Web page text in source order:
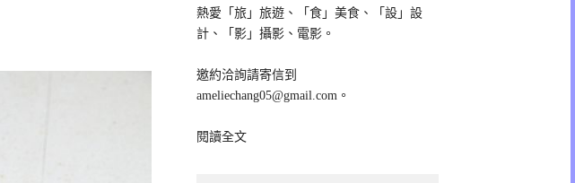
熱愛「旅」旅遊、「食」美食、「設」設
計、「影」攝影、電影。
邀約洽詢請寄信到
ameliechang05@gmail.com。
閱讀全文